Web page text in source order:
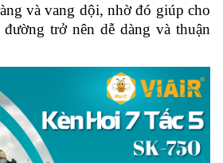
và vang dội, nhờ đó giúp cho
trở nên dễ dàng và thuận